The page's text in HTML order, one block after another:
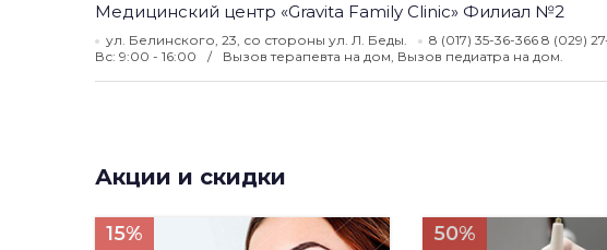
Медицинский центр «Gravita Family Clinic» Филиал №2
ул. Белинского, 23, со стороны ул. Л. Беды. 8 (017) 35-36-366 8 (029)
Вс: 9:00 - 16:00
Вызов терапевта на дом, Вызов педиатра на дом.
Акции и скидки
15% 50%